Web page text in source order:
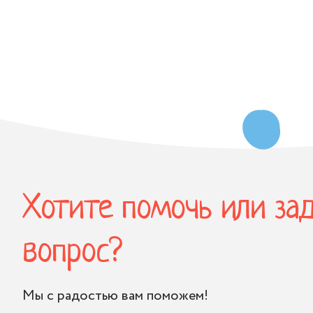
Хотите помочь или
вопрос?
Мы с радостью вам поможем!